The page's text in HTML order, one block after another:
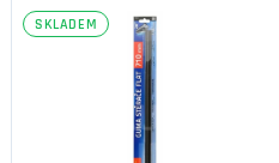
SKLADEM